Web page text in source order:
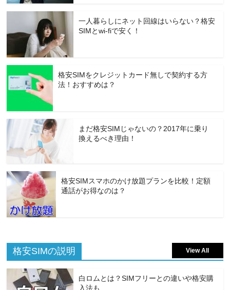
一人暮らしにネット回線はいらない？格安
SIMとwi-fiで安く！
格安SIMをクレジットカード無しで契約する方
法！おすすめは？
まだ格安SIMじゃないの？2017年に乗り
換えるべき理由！
格安SIMスマホのかけ放題プランを比較！定額
通話がお得なのは？
格安SIMの説明 View All
白ロムとは？SIMフリーとの違いや格安購
入法も